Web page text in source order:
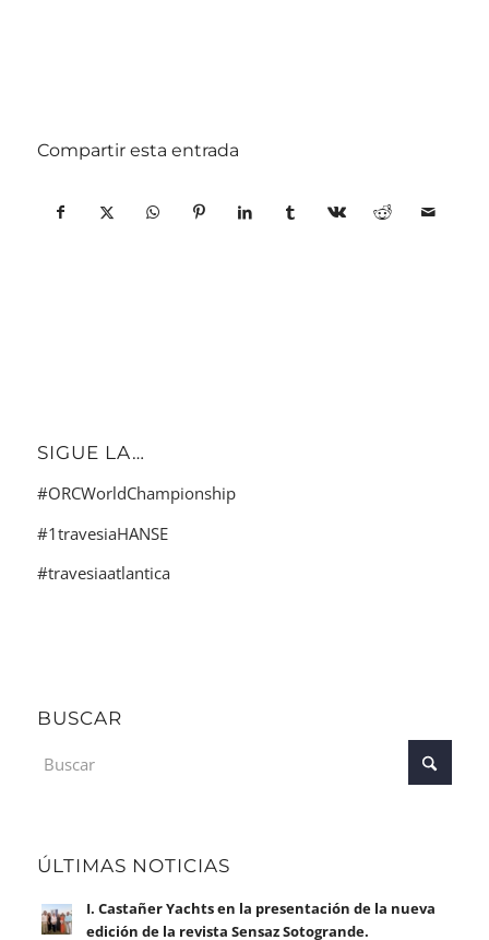
Compartir esta entrada
SIGUE LA…
#ORCWorldChampionship
#1travesiaHANSE
#travesiaatlantica
BUSCAR
ÚLTIMAS NOTICIAS
I. Castañer Yachts en la presentación de la nueva
edición de la revista Sensaz Sotogrande.